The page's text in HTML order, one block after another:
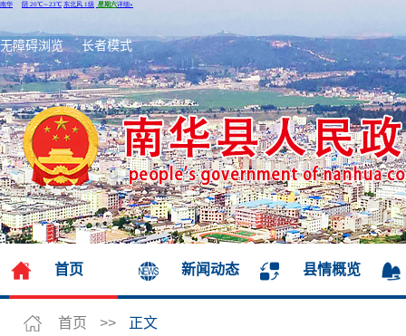
无障碍浏览 长者模式
首页 新闻动态 县情概览
首页 >> 正文